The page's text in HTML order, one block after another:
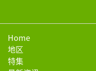
Home
地区
特集